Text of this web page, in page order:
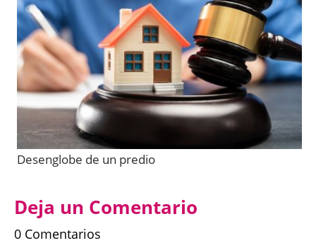
Desenglobe de un predio
Deja un Comentario
0 Comentarios